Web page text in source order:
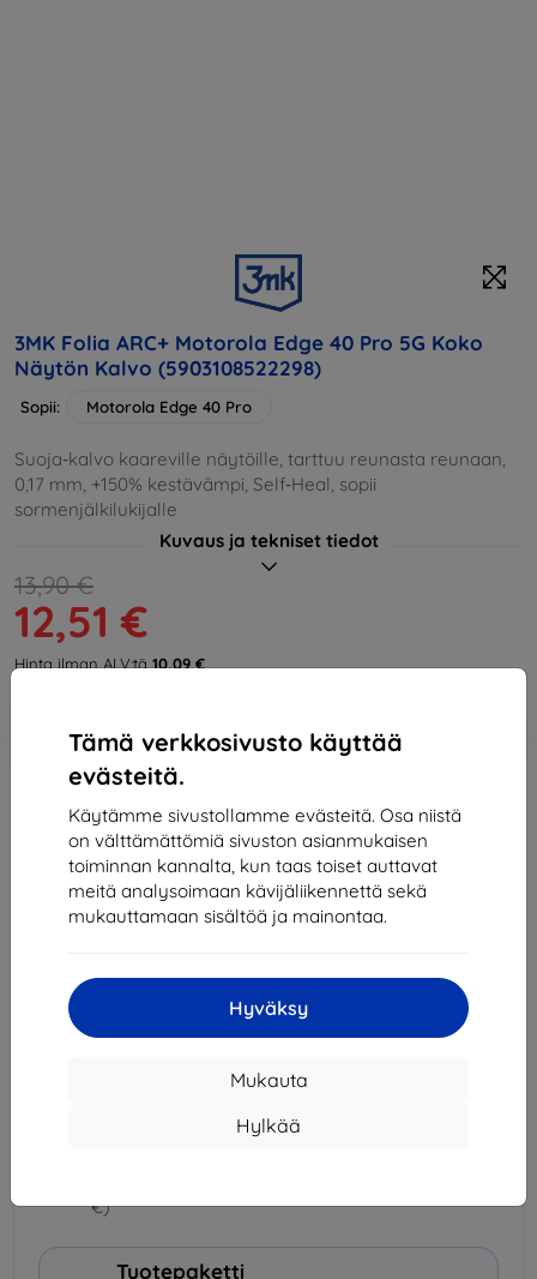
Tämä verkkosivusto käyttää
evästeitä.
Käytämme sivustollamme evästeitä. Osa niistä
on välttämättömiä sivuston asianmukaisen
toiminnan kannalta, kun taas toiset auttavat
meitä analysoimaan kävijäliikennettä sekä
mukauttamaan sisältöä ja mainontaa.
Hyväksy
Mukauta
Hylkää
3MK Folia ARC+ Motorola Edge 40 Pro 5G Koko
Näytön Kalvo (5903108522298)
Sopii: Motorola Edge 40 Pro
Suoja‑kalvo kaareville näytöille, tarttuu reunasta reunaan,
0,17 mm, +150% kestävämpi, Self‑Heal, sopii
sormenjälkilukijalle
Kuvaus ja tekniset tiedot
13,90 €
12,51 €
Hinta ilman ALV:tä10,09 €
-10%
EXTRA10
ostoskoriin
Varastossa > 5 kpl
-
Määräalennukset
10%
12,51 €/kpl
€)
Tuotepaketti